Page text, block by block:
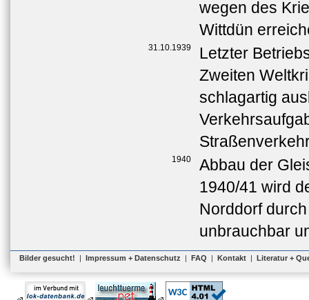
wegen des
Wittdün
31.10.1939
Letzter
Zweiten
schlagartig
1940
Abbau der
1940/41 wird
Norddorf
unbrauchbar
Bilder gesucht! | Impressum + Datenschutz | FAQ | Kontakt | Literatur +